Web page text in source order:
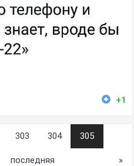
+1
303 304 305
последняя »